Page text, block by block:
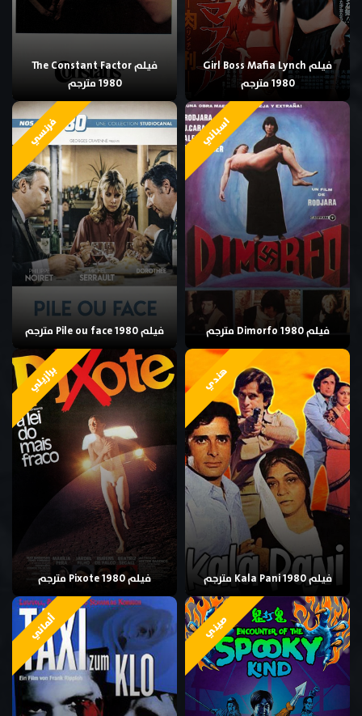
فيلم Girl Boss Mafia Lynch
1980 مترجم
فيلم The Constant Factor
1980 مترجم
اسباني
فيلم Dimorfo 1980 مترجم
فرنسي
فيلم Pile ou face 1980 مترجم
هندي
فيلم Kala Pani 1980 مترجم
برازيلي
فيلم Pixote 1980 مترجم
صيني ألماني